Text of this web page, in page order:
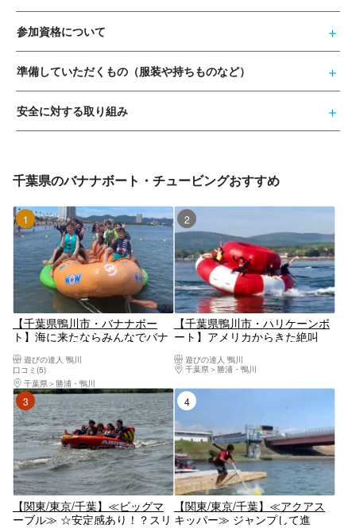
参加資格について
準備していただくもの（服装や持ちものなど）
安全に対する取り組み
千葉県のバナナボート・チュービングおすすめ
1位
【千葉県鴨川市・バナナボー
ト】海に来たならみんなでバナ
遊びの達人 鴨川
口コミ(5)
千葉県
勝浦・鴨川
【千葉県鴨川市・ハリケーンボ
ート】アメリカからきた絶叫
遊びの達人 鴨川
千葉県
勝浦・鴨川
3位
【関東/東京/千葉】≪ビッグマ
ーブル≫ ☆安定感あり！？スリ
【関東/東京/千葉】≪アクアス
キッパー≫ ジャンプして進